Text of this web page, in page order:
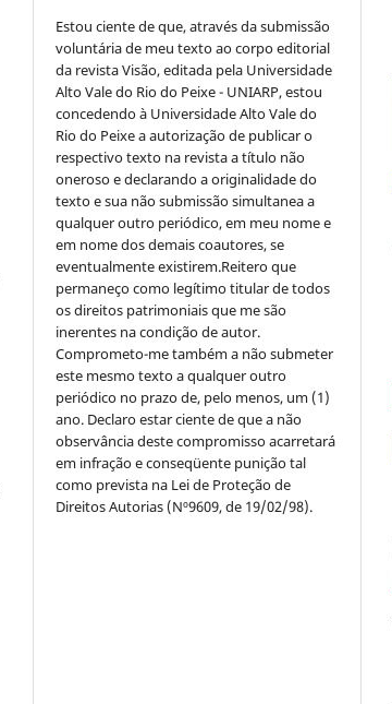
Estou ciente de que, através da submissão
voluntária de meu texto ao corpo editorial
da revista Visão, editada pela Universidade
Alto Vale do Rio do Peixe - UNIARP, estou
concedendo à Universidade Alto Vale do
Rio do Peixe a autorização de publicar o
respectivo texto na revista a título não
oneroso e declarando a originalidade do
texto e sua não submissão simultanea a
qualquer outro periódico, em meu nome e
em nome dos demais coautores, se
eventualmente existirem.Reitero que
permaneço como legítimo titular de todos
os direitos patrimoniais que me são
inerentes na condição de autor.
Comprometo-me também a não submeter
este mesmo texto a qualquer outro
periódico no prazo de, pelo menos, um (1)
ano. Declaro estar ciente de que a não
observância deste compromisso acarretará
em infração e conseqüente punição tal
como prevista na Lei de Proteção de
Direitos Autorias (Nº9609, de 19/02/98).